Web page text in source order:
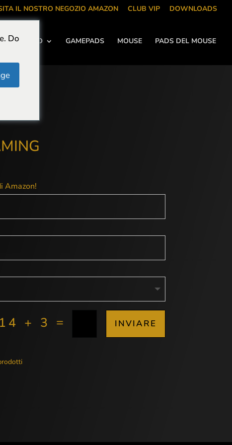
IL NOSTRO NEGOZIO AMAZON CLUB VIP DOWNLOADS
GAMEPADS MOUSE PADS DEL MOUSE
Amazon!
14 + 3 = INVIARE
Do